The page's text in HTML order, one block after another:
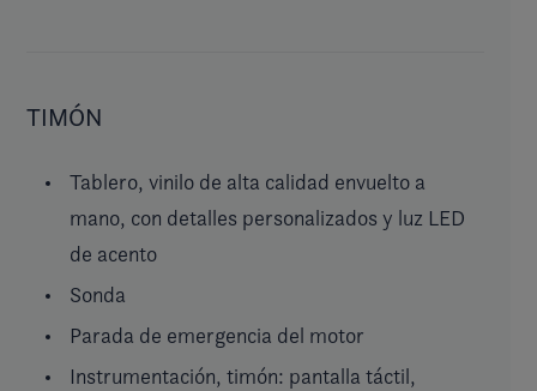
TIMÓN
Tablero, vinilo de alta calidad envuelto a
mano, con detalles personalizados y luz LED
de acento
Sonda
Parada de emergencia del motor
Instrumentación, timón: pantalla táctil,